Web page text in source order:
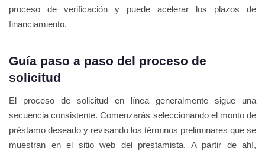
proceso de verificación y puede acelerar los plazos de
financiamiento.
Guía paso a paso del proceso de
solicitud
El proceso de solicitud en línea generalmente sigue una
secuencia consistente. Comenzarás seleccionando el monto de
préstamo deseado y revisando los términos preliminares que se
muestran en el sitio web del prestamista. A partir de ahí,